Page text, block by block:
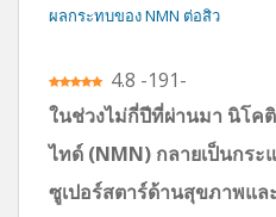
ผลกระทบของ NMN ต่อสิว
4.8 -191-
ในช่วงไม่กี่ปีที่ผ่านมา นิโค
ไทด์ (NMN) กลายเป็นกระ
ซูเปอร์สตาร์ด้านสุขภาพแล